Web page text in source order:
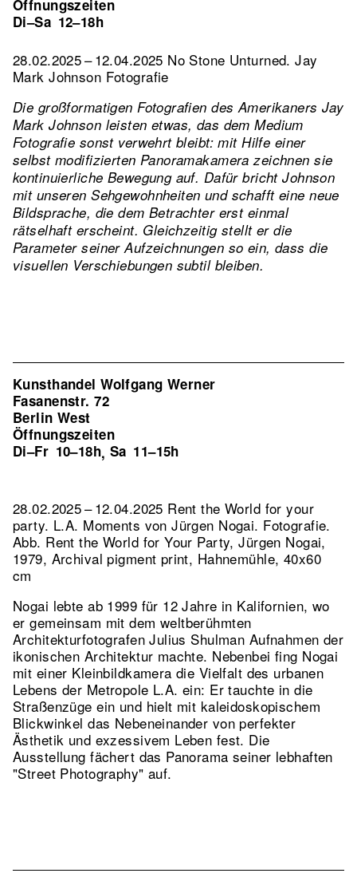
Öffnungszeiten
Di–Sa 12–18h
28.02.2025 – 12.04.2025 No Stone Unturned. Jay
Mark Johnson Fotografie
Die großformatigen Fotografien des Amerikaners Jay
Mark Johnson leisten etwas, das dem Medium
Fotografie sonst verwehrt bleibt: mit Hilfe einer
selbst modifizierten Panoramakamera zeichnen sie
kontinuierliche Bewegung auf. Dafür bricht Johnson
mit unseren Sehgewohnheiten und schafft eine neue
Bildsprache, die dem Betrachter erst einmal
rätselhaft erscheint. Gleichzeitig stellt er die
Parameter seiner Aufzeichnungen so ein, dass die
visuellen Verschiebungen subtil bleiben.
Kunsthandel Wolfgang Werner
Fasanenstr. 72
Berlin West
Öffnungszeiten
Di–Fr 10–18h, Sa 11–15h
28.02.2025 – 12.04.2025 Rent the World for your
party. L.A. Moments von Jürgen Nogai. Fotografie.
Abb. Rent the World for Your Party, Jürgen Nogai,
1979, Archival pigment print, Hahnemühle, 40x60
cm
Nogai lebte ab 1999 für 12 Jahre in Kalifornien, wo
er gemeinsam mit dem weltberühmten
Architekturfotografen Julius Shulman Aufnahmen der
ikonischen Architektur machte. Nebenbei fing Nogai
mit einer Kleinbildkamera die Vielfalt des urbanen
Lebens der Metropole L.A. ein: Er tauchte in die
Straßenzüge ein und hielt mit kaleidoskopischem
Blickwinkel das Nebeneinander von perfekter
Ästhetik und exzessivem Leben fest. Die
Ausstellung fächert das Panorama seiner lebhaften
"Street Photography" auf.